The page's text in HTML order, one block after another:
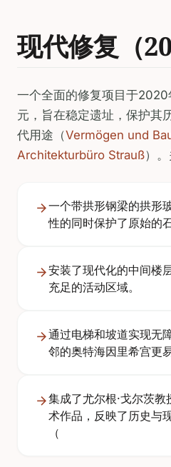
现代修复（
一个全面的修复项目于
元，旨在稳定遗址，保护其
代用途（Vermögen und
Architekturbüro Strauß）
一个带拱形钢梁的拱形
性的同时保护了原始的
安装了现代化的中间楼
充足的活动区域。
通过电梯和坡道实现无
邻的奥特海因里希宫更
集成了尤尔根·戈尔茨教
术作品，反映了历史与
（